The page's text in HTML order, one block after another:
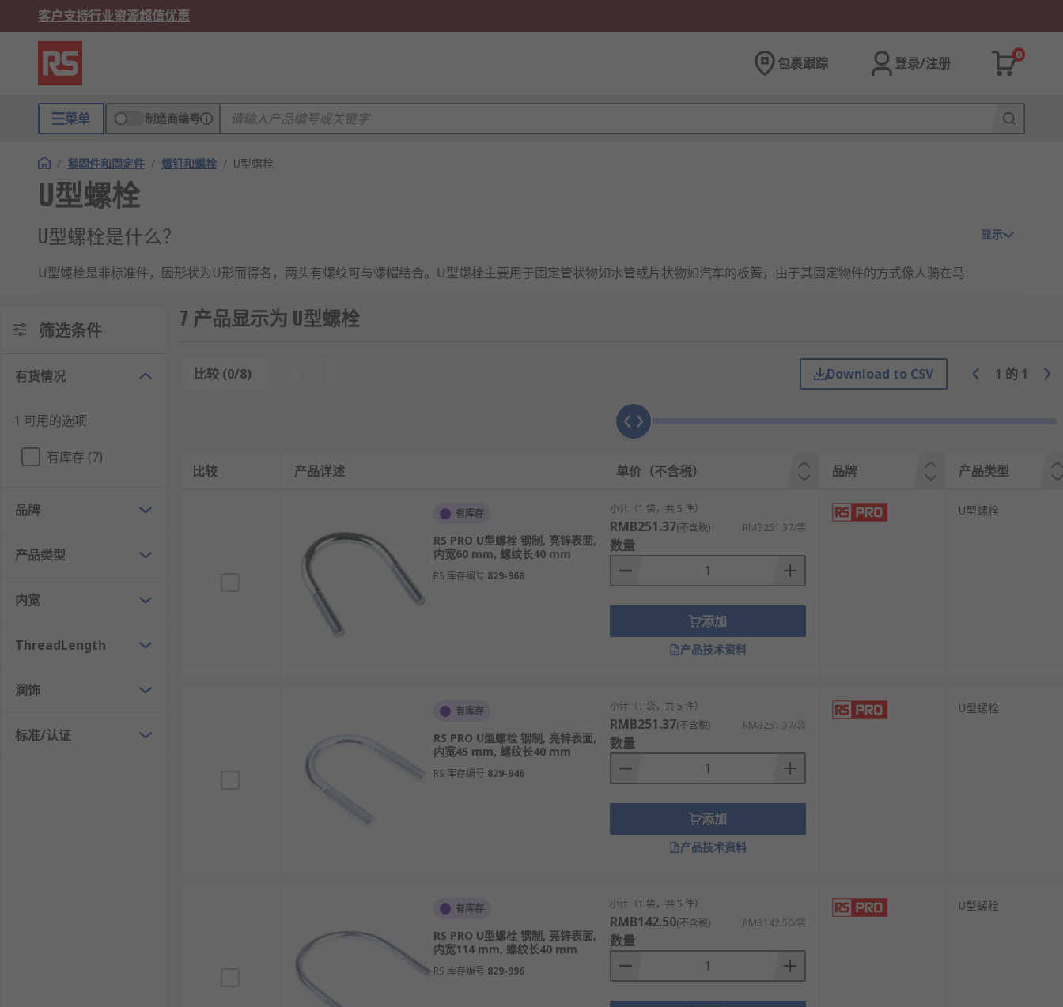
客户支持行业资源超值优惠
包裹跟踪 登录/注册
0
菜单 制造商编号
/ 紧固件和固定件 / 螺钉和螺栓 / U型螺栓
U型螺栓
U型螺栓是什么？
U型螺栓是非标准件，因形状为U形而得名，两头有螺纹可与螺帽结合。U型螺栓主要用于固定管状物如水管或片状物如汽车的板簧，由于其固定物件的方式像人骑在马
U型螺栓的类型
按材质分有：
合金钢
不锈钢
桥梁隧道和铁路等
欢迎查看和订购RS的U型螺栓及相关产品，订购现货24小时内发货，线上下单满额免运费。
显示
筛选条件
有货情况
1 可用的选项
有库存 (7)
品牌
产品类型
内宽
ThreadLength
润饰
标准/认证
7 产品显示为 U型螺栓
比较 (0/8) Download to CSV 1 的 1
比较 产品详述 单价（不含税） 品牌 产品类型
有库存
RS PRO U型螺栓 钢制, 亮锌表面,
内宽60 mm, 螺纹长40 mm
RS 库存编号 829-968
小计（1 袋，共 5 件）
RMB251.37(不含税) RMB251.37/袋
数量
添加
产品技术资料
U型螺栓
有库存
RS PRO U型螺栓 钢制, 亮锌表面,
内宽45 mm, 螺纹长40 mm
RS 库存编号 829-946
小计（1 袋，共 5 件）
RMB251.37(不含税) RMB251.37/袋
数量
添加
产品技术资料
U型螺栓
有库存
RS PRO U型螺栓 钢制, 亮锌表面,
内宽114 mm, 螺纹长40 mm
RS 库存编号 829-996
小计（1 袋，共 5 件）
RMB142.50(不含税) RMB142.50/袋
数量
U型螺栓